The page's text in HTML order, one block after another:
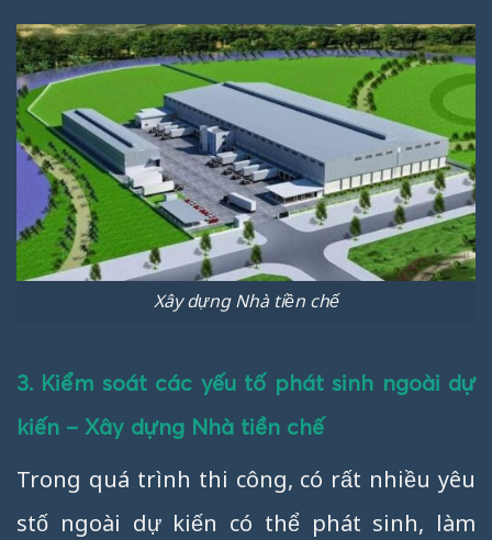
Xây dựng Nhà tiền chế
3. Kiểm soát các yếu tố phát sinh ngoài dự
kiến – Xây dựng Nhà tiền chế
Trong quá trình thi công, có rất nhiều yêu
stố ngoài dự kiến có thể phát sinh, làm